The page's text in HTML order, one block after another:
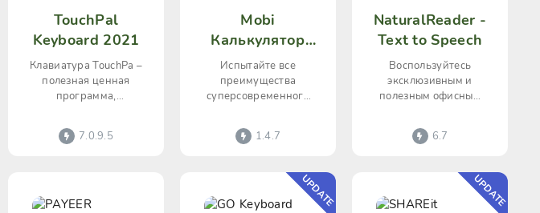
TouchPal
Keyboard 2021
Клавиатура TouchPa –
полезная ценная
программа,
выполнять текстовые
наборы
7.0.9.5
Mobi
Калькулятор
PRO
Испытайте все
преимущества
суперсовременного
калькулятора «Mobi
Calculator PRO»,
комфортабельность,
1.4.7
NaturalReader -
Text to Speech
Воспользуйтесь
эксклюзивным и
полезным офисным
«NaturalReader - Text
to Speech», способным
6.7
UPDATE UPDATE